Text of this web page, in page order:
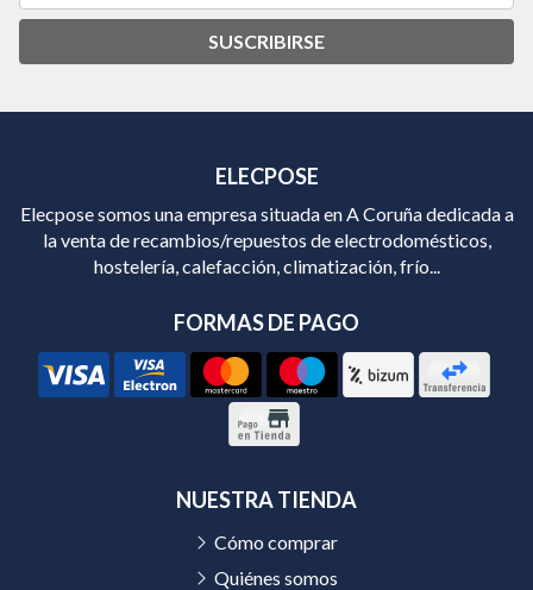
SUSCRIBIRSE
ELECPOSE
Elecpose somos una empresa situada en A Coruña dedicada a
la venta de recambios/repuestos de electrodomésticos,
hostelería, calefacción, climatización, frío...
FORMAS DE PAGO
NUESTRA TIENDA
Cómo comprar
Quiénes somos